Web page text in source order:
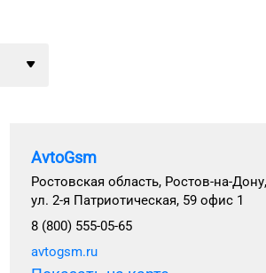
AvtoGsm
Ростовская область, Ростов-на-Дону,
ул. 2-я Патриотическая, 59 офис 1
8 (800) 555-05-65
avtogsm.ru